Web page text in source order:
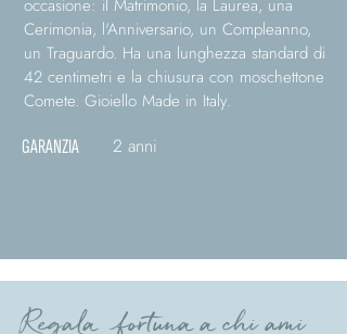
occasione: il Matrimonio, la Laurea, una
Cerimonia, l'Anniversario, un Compleanno,
un Traguardo. Ha una lunghezza standard di
42 centimetri e la chiusura con moschettone
Comete. Gioiello Made in Italy.
GARANZIA 2 anni
Regala fortuna a chi ami